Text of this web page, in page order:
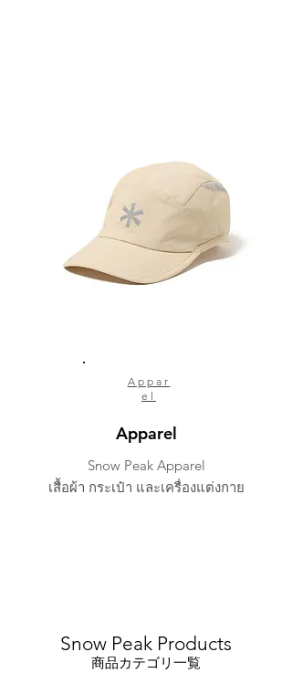
Appar
el
Apparel
Snow Peak Apparel
เสื้อผ้า กระเป๋า และเครื่องแต่งกาย
Snow Peak Products
商品カテゴリ一覧